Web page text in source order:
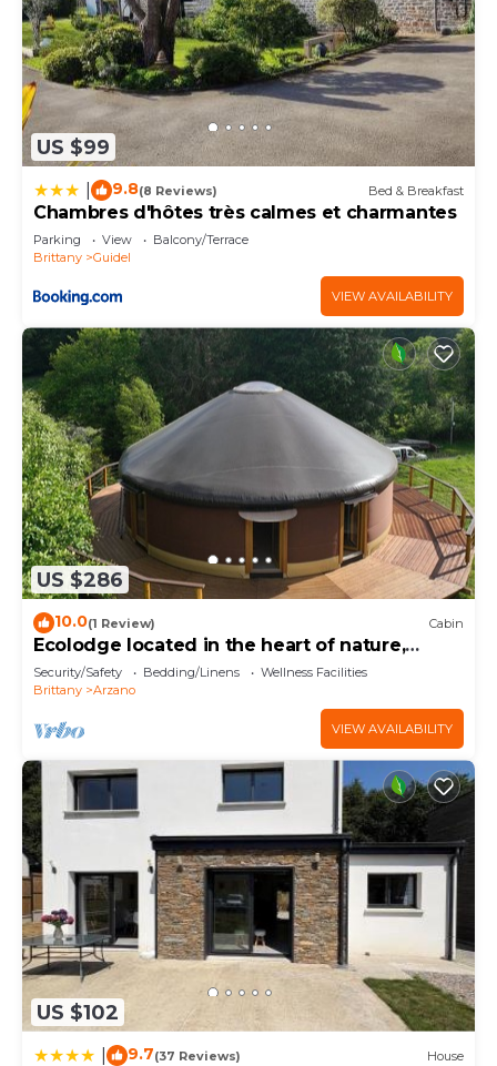
learn more about the House in Pont-Scorff, such
as places to visit and things to do nearby, you can
check below to learn more.
US $99
9.8(8 Reviews) Bed & Breakfast
Chambres d'hôtes très calmes et charmantes
Parking View
Balcony/Terrace
Brittany
Guidel
VIEW AVAILABILITY
US $286
10.0(1 Review) Cabin
Ecolodge located in the heart of nature,
between land and sea.
Security/Safety Bedding/Linens
Wellness Facilities
Brittany
Arzano
VIEW AVAILABILITY
US $102
9.7(37 Reviews) House